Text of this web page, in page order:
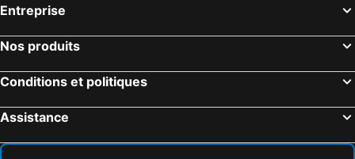
Entreprise
Nos produits
Conditions et politiques
Assistance